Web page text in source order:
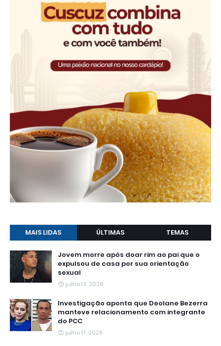
MAIS LIDAS ÚLTIMAS TEMAS
Jovem morre após doar rim ao pai que o
expulsou de casa por sua orientação
sexual
julho 13, 2026
Investigação aponta que Deolane Bezerra
manteve relacionamento com integrante
do PCC
julho 17, 2026